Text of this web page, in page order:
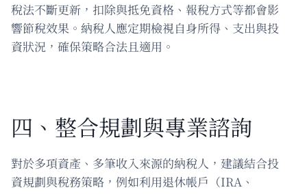
稅法不斷更新，扣除與抵免資格、報稅方式等都會影
響節稅效果。納稅人應定期檢視自身所得、支出與投
資狀況，確保策略合法且適用。
四、整合規劃與專業諮詢
對於多項資產、多筆收入來源的納稅人，建議結合投
資規劃與稅務策略，例如利用退休帳戶（IRA、